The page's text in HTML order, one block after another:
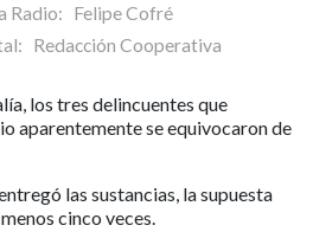
Radio: Felipe Cofré
Redacción Cooperativa
los tres delincuentes que
aparentemente se equivocaron de
las sustancias, la supuesta
cinco veces.